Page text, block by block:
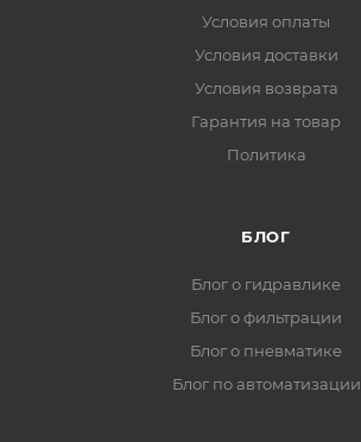
Условия оплаты
Условия доставки
Условия возврата
Гарантия на товар
Политика
БЛОГ
Блог о гидравлике
Блог о фильтрации
Блог о пневматике
Блог по автоматизации